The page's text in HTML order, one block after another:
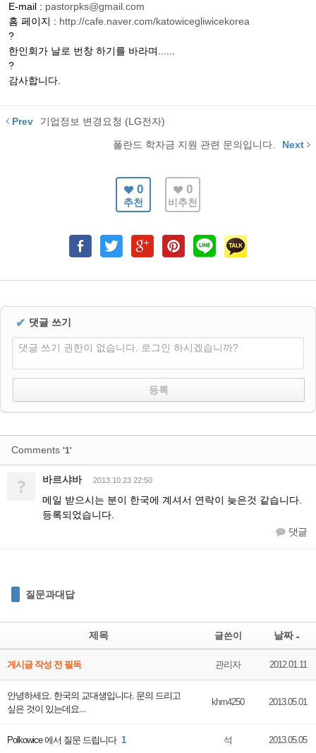
E-mail : pastorpks@gmail.com
홈 페이지 : http://cafe.naver.com/katowicegliwicekorea
?
한인회가 날로 번창 하기를 바라며......
?
감사합니다.
Prev 기업정보 변경요청 (LG전자)
폴란드 학자금 지원 관련 문의입니다. Next
0
추천
0
비추천
✔ 댓글 쓰기
댓글 쓰기 권한이 없습니다. 로그인 하시겠습니까?
Comments '1'
? 바르샤바 2013.10.23 22:50
메일 받으시는 분이 한국에 계셔서 연락이 늦은것 같습니다.
등록되었습니다.
댓글
질문과대답
제목 글쓴이 날짜
게시글 작성 전 필독 관리자 2012.01.11
안녕하세요. 한국의 교대생입니다. 문의 드리고
싶은 것이 있는데요...
khm4250 2013.05.01
Polkowice 에서 질문 드립니다 1 석 2013.05.05